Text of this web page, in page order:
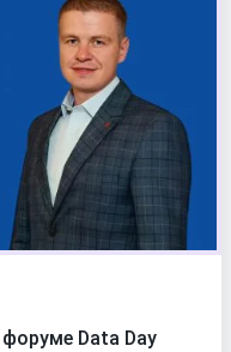
Data Day